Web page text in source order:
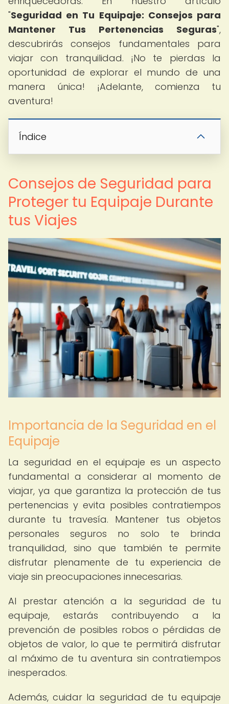
"Seguridad en Tu Equipaje: Consejos para
Mantener Tus Pertenencias Seguras",
descubrirás consejos fundamentales para
viajar con tranquilidad. ¡No te pierdas la
oportunidad de explorar el mundo de una
manera única! ¡Adelante, comienza tu
aventura!
Índice
Consejos de Seguridad para
Proteger tu Equipaje Durante
tus Viajes
Importancia de la Seguridad en el
Equipaje
La seguridad en el equipaje es un aspecto
fundamental a considerar al momento de
viajar, ya que garantiza la protección de tus
pertenencias y evita posibles contratiempos
durante tu travesía. Mantener tus objetos
personales seguros no solo te brinda
tranquilidad, sino que también te permite
disfrutar plenamente de tu experiencia de
viaje sin preocupaciones innecesarias.
Al prestar atención a la seguridad de tu
equipaje, estarás contribuyendo a la
prevención de posibles robos o pérdidas de
objetos de valor, lo que te permitirá disfrutar
al máximo de tu aventura sin contratiempos
inesperados.
Además, cuidar la seguridad de tu equipaje